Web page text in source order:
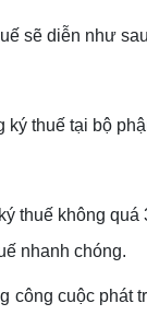
sẽ diễn như
thuế tại bộ
thuế không
nhanh chóng.
công cuộc phát